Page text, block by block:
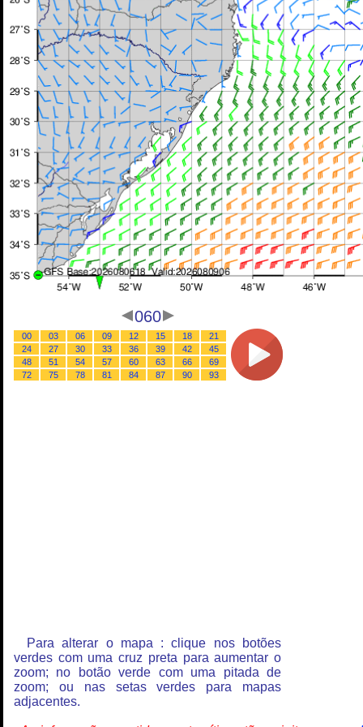
060
00 03 06 09 12 15 18
21
24
27 30 33 36 39 42
45
48
51 54 57 60 63 66
69
72
75 78 81 84 87 90 93
Para alterar o mapa : clique nos botões
verdes com uma cruz preta para aumentar o
zoom; no botão verde com uma pitada de
zoom; ou nas setas verdes para mapas
adjacentes.